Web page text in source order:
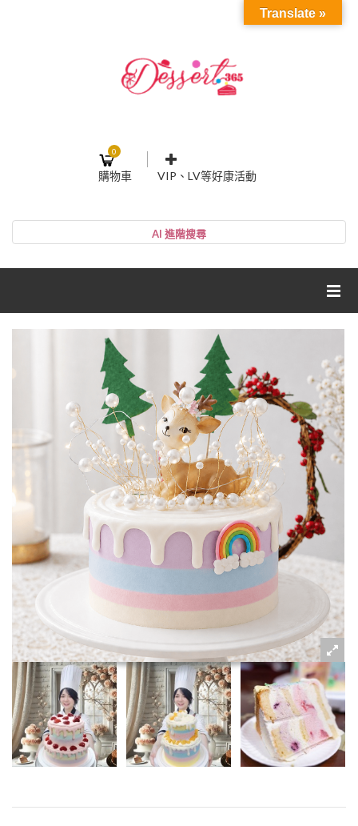
0
購物車 VIP、LV等好康活動
帳號
記住我
忘記密碼 註冊
網紅媽咪蛋糕心得分享
加入甜點廚師接單平台
Translate »